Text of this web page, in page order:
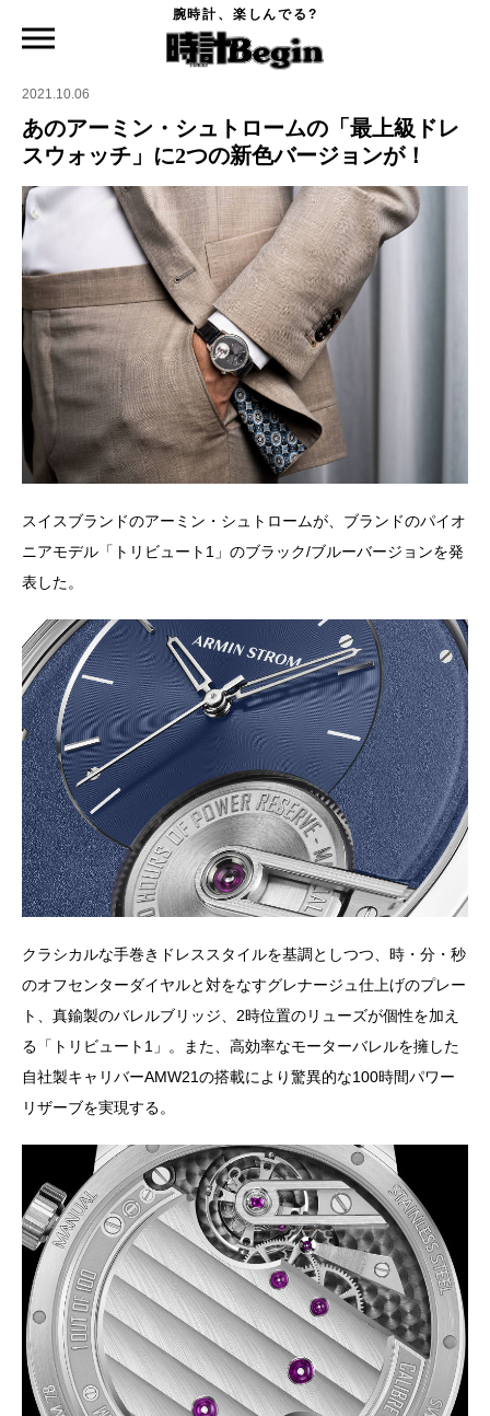
腕時計、楽しんでる?
あのアーミン・シュトロームの「最上級ドレスウォッチ」に2つの新色バージョンが！
2021.10.06
あのアーミン・シュトロームの「最上級ドレ
スウォッチ」に2つの新色バージョンが！
スイスブランドのアーミン・シュトロームが、ブランドのパイオ
ニアモデル「トリビュート1」のブラック/ブルーバージョンを発
表した。
クラシカルな手巻きドレススタイルを基調としつつ、時・分・秒
のオフセンターダイヤルと対をなすグレナージュ仕上げのプレー
ト、真鍮製のバレルブリッジ、2時位置のリューズが個性を加え
る「トリビュート1」。また、高効率なモーターバレルを擁した
自社製キャリバーAMW21の搭載により驚異的な100時間パワー
リザーブを実現する。